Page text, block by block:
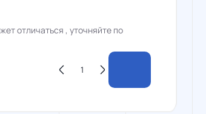
отличаться , уточняйте по